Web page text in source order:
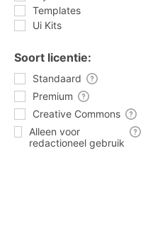
Templates
Ui Kits
Soort licentie:
Standaard
Premium
Creative Commons
Alleen voor
redactioneel gebruik